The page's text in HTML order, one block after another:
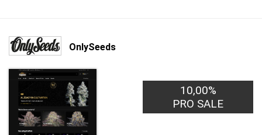
OnlySeeds
10,00%
PRO SALE